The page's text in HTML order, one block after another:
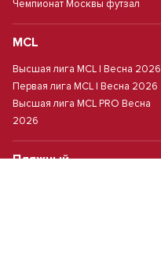
Чемпионат Москвы футзал
MCL
Высшая лига MCL | Весна 2026
Первая лига MCL | Весна 2026
Высшая лига MCL PRO Весна
2026
Пляжный